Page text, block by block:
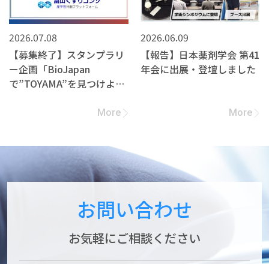
2026.07.08
【募集終了】スタンプラリ
ー企画「BioJapan
で”TOYAMA”を見つけよ
More
2026.06.09
【報告】日本薬剤学会 第41
年会に出展・登壇しました
More
お問い合わせ
お気軽にご相談ください